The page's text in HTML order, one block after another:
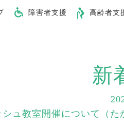
障害者支援 高齢者支
新
ュ教室開催について（た